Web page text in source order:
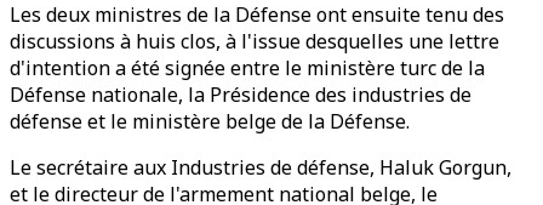
Les deux ministres de la Défense ont ensuite tenu des
discussions à huis clos, à l'issue desquelles une lettre
d'intention a été signée entre le ministère turc de la
Défense nationale, la Présidence des industries de
défense et le ministère belge de la Défense.
Le secrétaire aux Industries de défense, Haluk Gorgun,
et le directeur de l'armement national belge, le